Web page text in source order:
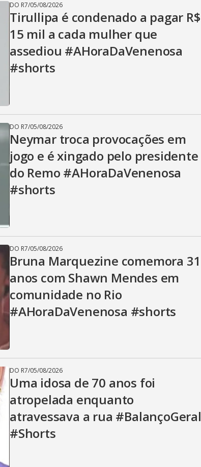
DO R7/05/08/2026
Tirullipa é condenado a pagar R$
15 mil a cada mulher que
assediou #AHoraDaVenenosa
#shorts
DO R7/05/08/2026
Neymar troca provocações em
jogo e é xingado pelo presidente
do Remo #AHoraDaVenenosa
#shorts
DO R7/05/08/2026
Bruna Marquezine comemora 31
anos com Shawn Mendes em
comunidade no Rio
#AHoraDaVenenosa #shorts
DO R7/05/08/2026
Uma idosa de 70 anos foi
atropelada enquanto
atravessava a rua #BalançoGeral
#Shorts